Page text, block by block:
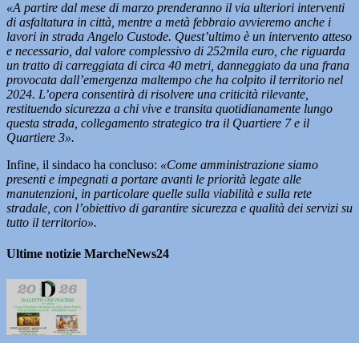
«A partire dal mese di marzo prenderanno il via ulteriori interventi
di asfaltatura in città, mentre a metà febbraio avvieremo anche i
lavori in strada Angelo Custode. Quest’ultimo è un intervento atteso
e necessario, dal valore complessivo di 252mila euro, che riguarda
un tratto di carreggiata di circa 40 metri, danneggiato da una frana
provocata dall’emergenza maltempo che ha colpito il territorio nel
2024. L’opera consentirà di risolvere una criticità rilevante,
restituendo sicurezza a chi vive e transita quotidianamente lungo
questa strada, collegamento strategico tra il Quartiere 7 e il
Quartiere 3».
Infine, il sindaco ha concluso: «Come amministrazione siamo
presenti e impegnati a portare avanti le priorità legate alle
manutenzioni, in particolare quelle sulla viabilità e sulla rete
stradale, con l’obiettivo di garantire sicurezza e qualità dei servizi su
tutto il territorio».
Ultime notizie MarcheNews24